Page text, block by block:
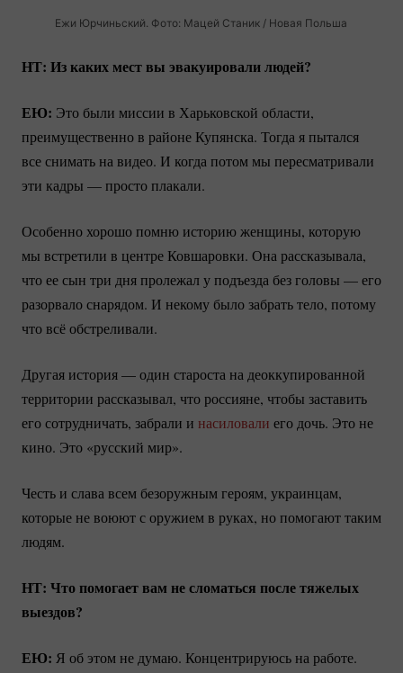
Ежи Юрчиньский. Фото: Мацей Станик / Новая Польша
НТ: Из каких мест вы эвакуировали людей?
ЕЮ: Это были миссии в Харьковской области,
преимущественно в районе Купянска. Тогда я пытался
все снимать на видео. И когда потом мы пересматривали
эти кадры — просто плакали.
Особенно хорошо помню историю женщины, которую
мы встретили в центре Ковшаровки. Она рассказывала,
что ее сын три дня пролежал у подъезда без головы — его
разорвало снарядом. И некому было забрать тело, потому
что всё обстреливали.
Другая история — один староста на деоккупированной
территории рассказывал, что россияне, чтобы заставить
его сотрудничать, забрали и насиловали его дочь. Это не
кино. Это «русский мир».
Честь и слава всем безоружным героям, украинцам,
которые не воюют с оружием в руках, но помогают таким
людям.
НТ: Что помогает вам не сломаться после тяжелых
выездов?
ЕЮ: Я об этом не думаю. Концентрируюсь на работе.